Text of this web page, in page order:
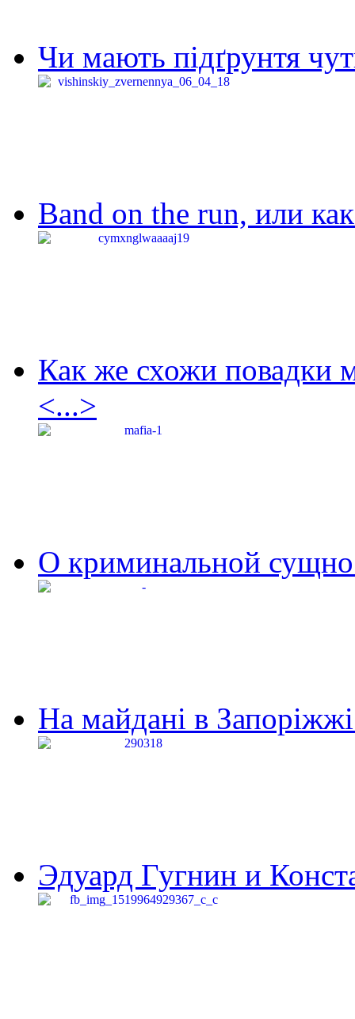
Чи мають підґрунтя
Band on the run, или
Как же схожи повадки
<...>
О криминальной
На майдані в
Эдуард Гугнин и